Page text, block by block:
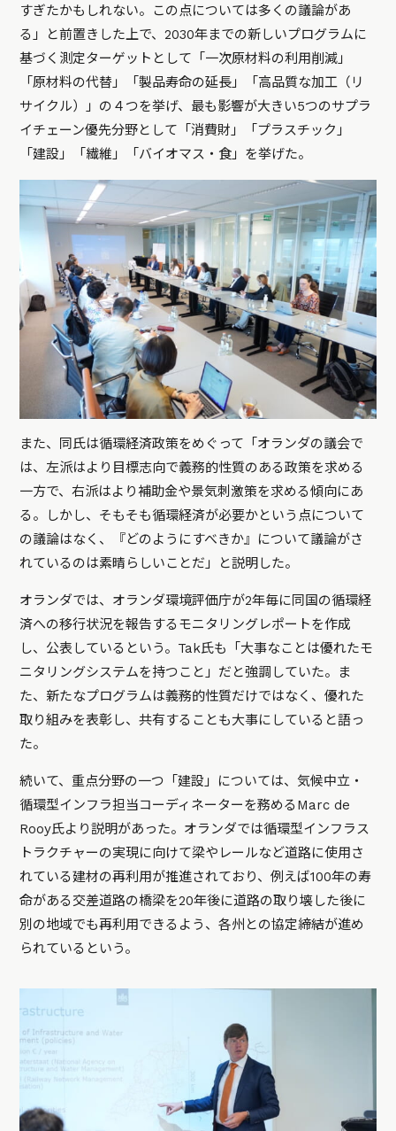
すぎたかもしれない。この点については多くの議論があ
る」と前置きした上で、2030年までの新しいプログラムに
基づく測定ターゲットとして「一次原材料の利用削減」
「原材料の代替」「製品寿命の延長」「高品質な加工（リ
サイクル）」の４つを挙げ、最も影響が大きい5つのサプラ
イチェーン優先分野として「消費財」「プラスチック」
「建設」「繊維」「バイオマス・食」を挙げた。
また、同氏は循環経済政策をめぐって「オランダの議会で
は、左派はより目標志向で義務的性質のある政策を求める
一方で、右派はより補助金や景気刺激策を求める傾向にあ
る。しかし、そもそも循環経済が必要かという点について
の議論はなく、『どのようにすべきか』について議論がさ
れているのは素晴らしいことだ」と説明した。
オランダでは、オランダ環境評価庁が2年毎に同国の循環経
済への移行状況を報告するモニタリングレポートを作成
し、公表しているという。Tak氏も「大事なことは優れたモ
ニタリングシステムを持つこと」だと強調していた。ま
た、新たなプログラムは義務的性質だけではなく、優れた
取り組みを表彰し、共有することも大事にしていると語っ
た。
続いて、重点分野の一つ「建設」については、気候中立・
循環型インフラ担当コーディネーターを務めるMarc de
Rooy氏より説明があった。オランダでは循環型インフラス
トラクチャーの実現に向けて梁やレールなど道路に使用さ
れている建材の再利用が推進されており、例えば100年の寿
命がある交差道路の橋梁を20年後に道路の取り壊した後に
別の地域でも再利用できるよう、各州との協定締結が進め
られているという。